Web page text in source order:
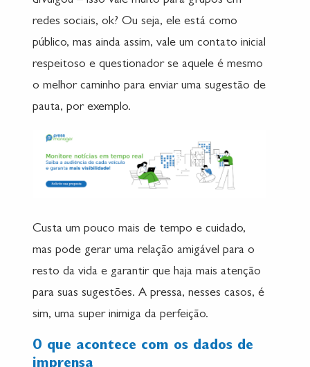
redes sociais, ok? Ou seja, ele está como
público, mas ainda assim, vale um contato inicial
respeitoso e questionador se aquele é mesmo
o melhor caminho para enviar uma sugestão de
pauta, por exemplo.
Custa um pouco mais de tempo e cuidado,
mas pode gerar uma relação amigável para o
resto da vida e garantir que haja mais atenção
para suas sugestões. A pressa, nesses casos, é
sim, uma super inimiga da perfeição.
O que acontece com os dados de